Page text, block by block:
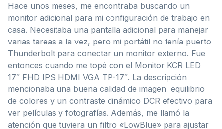
Hace unos meses, me encontraba buscando un
monitor adicional para mi configuración de trabajo en
casa. Necesitaba una pantalla adicional para manejar
varias tareas a la vez, pero mi portátil no tenía puerto
Thunderbolt para conectar un monitor externo. Fue
entonces cuando me topé con el Monitor KCR LED
17″ FHD IPS HDMI VGA TP-17″. La descripción
mencionaba una buena calidad de imagen, equilibrio
de colores y un contraste dinámico DCR efectivo para
ver películas y fotografías. Además, me llamó la
atención que tuviera un filtro «LowBlue» para ajustar